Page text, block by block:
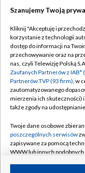
Abonament TVP
Emisja w TVP
Centrum informacji
Naziemna
Rada Programowa
System NOS
Informacje o
Szanujemy Twoją
Kliknij "Akceptuję i
korzystanie z technologii
dostęp do informacji na
przechowywanie oraz na
nas, czyli Telewizję Polską
Zaufanych Partnerów z IAB*
Partnerów TVP (93 firm), w
zautomatyzowanego
mierzenia ich skuteczności)
także zgody na
Twoje dane osobowe
poszczególnych serwisów
zapisywane za pomocą
WWW lub innych